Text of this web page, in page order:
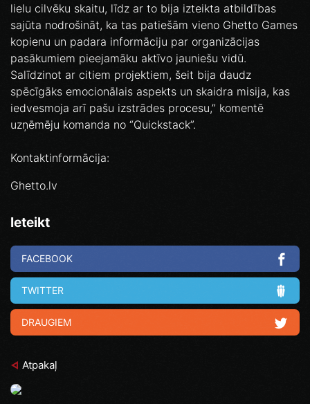
lielu cilvēku skaitu, līdz ar to bija izteikta atbildības
sajūta nodrošināt, ka tas patiešām vieno Ghetto Games
kopienu un padara informāciju par organizācijas
pasākumiem pieejamāku aktīvo jauniešu vidū.
Salīdzinot ar citiem projektiem, šeit bija daudz
spēcīgāks emocionālais aspekts un skaidra misija, kas
iedvesmoja arī pašu izstrādes procesu,” komentē
uzņēmēju komanda no “Quickstack”.
Kontaktinformācija:
Ghetto.lv
Ieteikt
FACEBOOK
TWITTER
DRAUGIEM
Atpakaļ